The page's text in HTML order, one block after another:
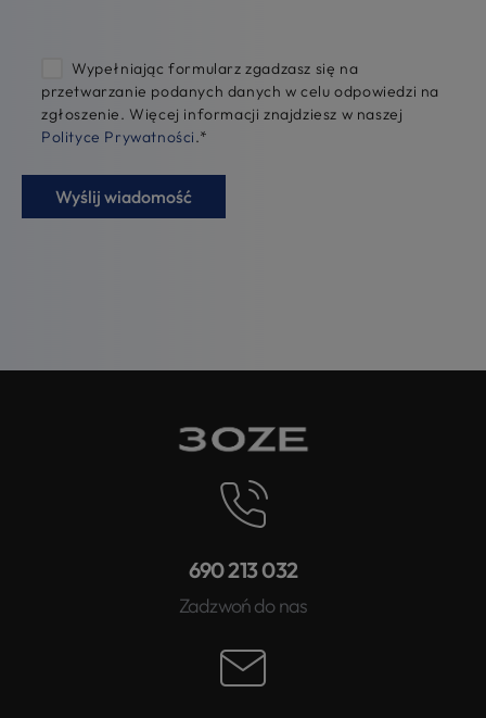
Wypełniając formularz zgadzasz się na
przetwarzanie podanych danych w celu odpowiedzi na
zgłoszenie. Więcej informacji znajdziesz w naszej
Polityce Prywatności.*
690 213 032
Zadzwoń do nas